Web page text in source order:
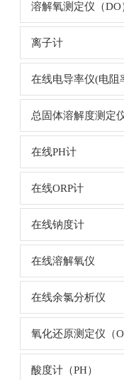
溶解氧测定仪（DO
离子计
在线电导率仪(电阻
总固体溶解度测定
在线PH计
在线ORP计
在线钠度计
在线溶解氧仪
在线余氯分析仪
氧化还原测定仪（
酸度计（PH）